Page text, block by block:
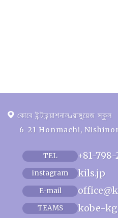
কোবে ইন্টারন্য়াশনাল ল্য়াঙ্গুয়েজ স্কুল
6-21 Honmachi,
TEL +81-798-
instagram kils.jp
E-mail
TEAMS kobe-